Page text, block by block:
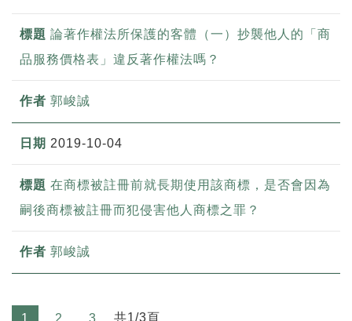
論著作權法所保護的客體（一）抄襲他人的「商
品服務價格表」違反著作權法嗎？
郭峻誠
2019-10-04
在商標被註冊前就長期使用該商標，是否會因為
嗣後商標被註冊而犯侵害他人商標之罪？
郭峻誠
1 2 3 共1/3頁